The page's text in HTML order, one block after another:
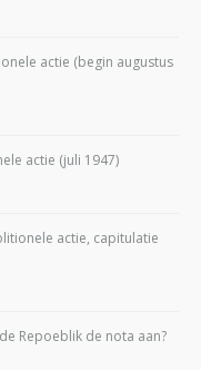
actie (begin augustus
actie (juli 1947)
actie, capitulatie
Repoeblik de nota aan?